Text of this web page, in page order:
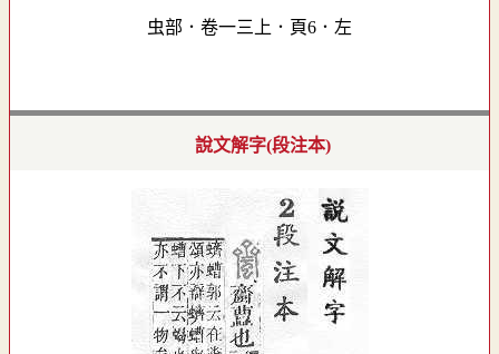
虫部．卷一三上．頁6．左
說文解字(段注本)